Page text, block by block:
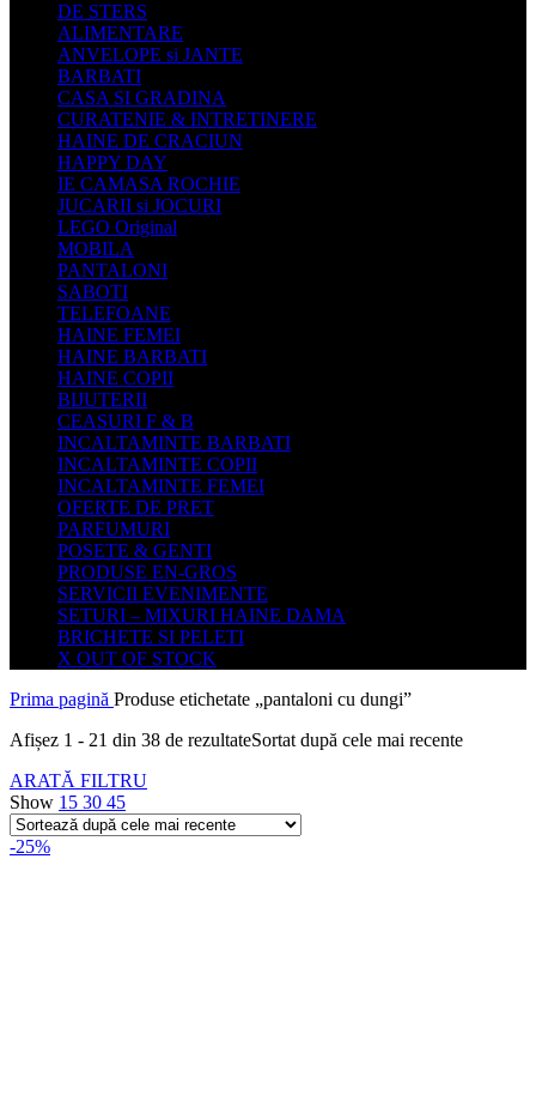
DE STERS
ALIMENTARE
ANVELOPE si JANTE
BARBATI
CASA SI GRADINA
CURATENIE & INTRETINERE
HAINE DE CRACIUN
HAPPY DAY
IE CAMASA ROCHIE
JUCARII si JOCURI
LEGO Original
MOBILA
PANTALONI
SABOTI
TELEFOANE
HAINE FEMEI
HAINE BARBATI
HAINE COPII
BIJUTERII
CEASURI F & B
INCALTAMINTE BARBATI
INCALTAMINTE COPII
INCALTAMINTE FEMEI
OFERTE DE PRET
PARFUMURI
POSETE & GENTI
PRODUSE EN-GROS
SERVICII EVENIMENTE
SETURI – MIXURI HAINE DAMA
BRICHETE SI PELETI
X OUT OF STOCK
Prima pagină Produse etichetate „pantaloni cu dungi”
Afișez 1 - 21 din 38 de rezultateSortat după cele mai recente
ARATĂ FILTRU
Show 15 30 45
-25%